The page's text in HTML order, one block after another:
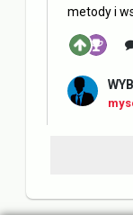
metody i